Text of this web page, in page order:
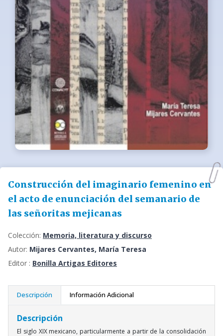
Construcción del imaginario femenino en
el acto de enunciación del semanario de
las señoritas mejicanas
Colección: Memoria, literatura y discurso
Autor: Mijares Cervantes, María Teresa
Editor : Bonilla Artigas Editores
Descripción Información Adicional
Descripción
El siglo XIX mexicano, particularmente a partir de la consolidación